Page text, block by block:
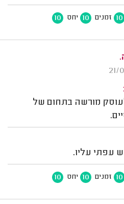
10 זמנים 10 יחס 10
מורשה בתחום של
עפתי עליו.
10 זמנים 10 יחס 10